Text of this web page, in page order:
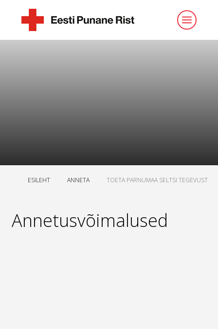
ESILEHT ANNETA TOETA PARNUMAA SELTSI TEGEVUST
Annetusvõimalused